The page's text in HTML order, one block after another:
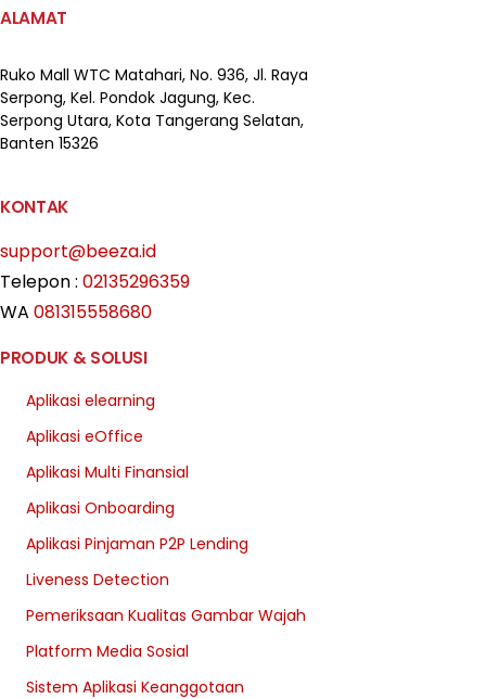
ALAMAT
Ruko Mall WTC Matahari, No. 936, Jl. Raya
Serpong, Kel. Pondok Jagung, Kec.
Serpong Utara, Kota Tangerang Selatan,
Banten 15326
KONTAK
support@beeza.id
Telepon : 02135296359
WA 081315558680
PRODUK & SOLUSI
Aplikasi elearning
Aplikasi eOffice
Aplikasi Multi Finansial
Aplikasi Onboarding
Aplikasi Pinjaman P2P Lending
Liveness Detection
Pemeriksaan Kualitas Gambar Wajah
Platform Media Sosial
Sistem Aplikasi Keanggotaan